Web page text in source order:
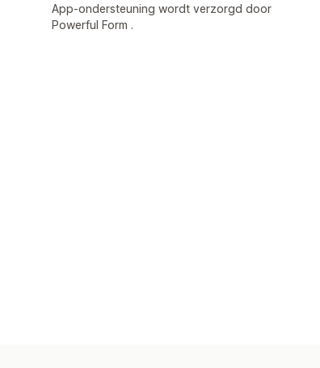
App-ondersteuning wordt verzorgd door
Powerful Form .